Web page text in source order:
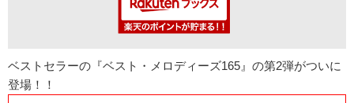
ベストセラーの『ベスト・メロディーズ165』の第2弾がついに
登場！！